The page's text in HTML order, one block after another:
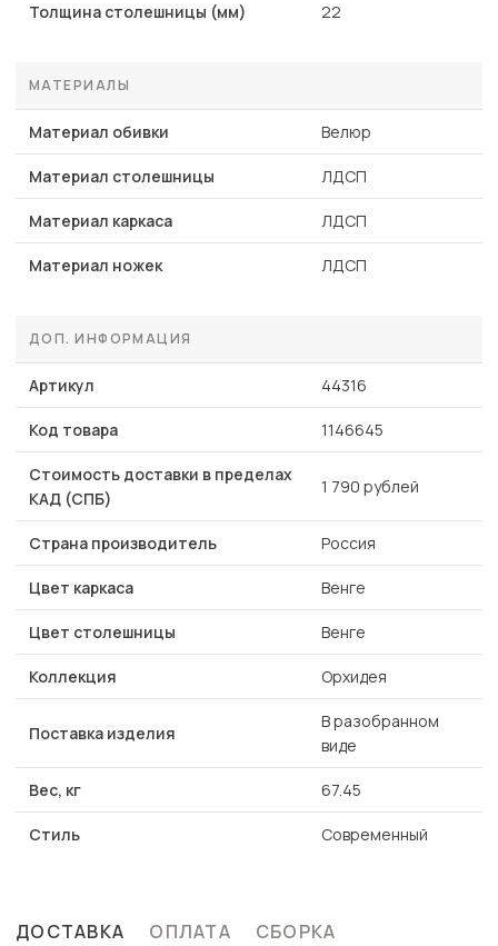
Толщина столешницы (мм) 22
МАТЕРИАЛЫ
Материал обивки Велюр
Материал столешницы ЛДСП
Материал каркаса ЛДСП
Материал ножек ЛДСП
ДОП. ИНФОРМАЦИЯ
Артикул 44316
Код товара 1146645
Стоимость доставки в пределах
КАД (СПБ)
1 790 рублей
Страна производитель Россия
Цвет каркаса Венге
Цвет столешницы Венге
Коллекция Орхидея
Поставка изделия
В разобранном
виде
Вес, кг 67.45
Стиль Современный
ДОСТАВКА ОПЛАТА СБОРКА